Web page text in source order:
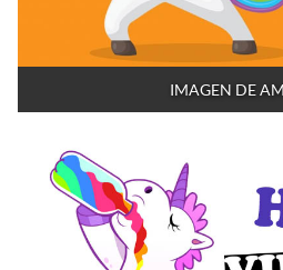
IMAGEN DE